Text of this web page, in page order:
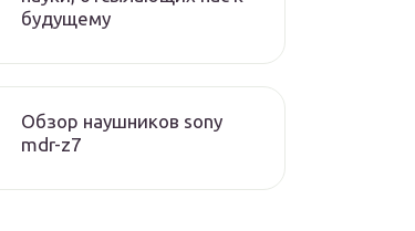
будущему
Обзор наушников sony
mdr-z7